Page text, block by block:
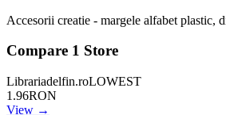
Accesorii creatie - margele alfabet plastic,
Compare 1 Store
Librariadelfin.roLOWEST
1.96RON
View →